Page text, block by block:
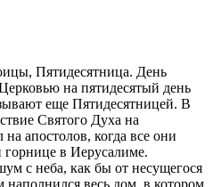
Пятидесятница. День
на пятидесятый день
еще Пятидесятницей. В
Святого Духа на
апостолов, когда все они
горнице в Иерусалиме.
с неба, как бы от несущегося
весь дом, в котором